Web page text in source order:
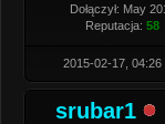
Dołączył: May
Reputacja: 58
2015-02-17, 04:26
srubar1